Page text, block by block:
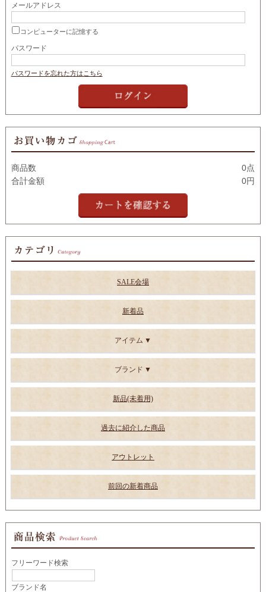
メールアドレス
コンピューターに記憶する
パスワード
パスワードを忘れた方はこちら
商品数
0点
合計金額
0円
SALE会場
新着品
アイテム
ブランド
新品(未着用)
過去に紹介した商品
アウトレット
前回の新着商品
フリーワード検索
ブランド名